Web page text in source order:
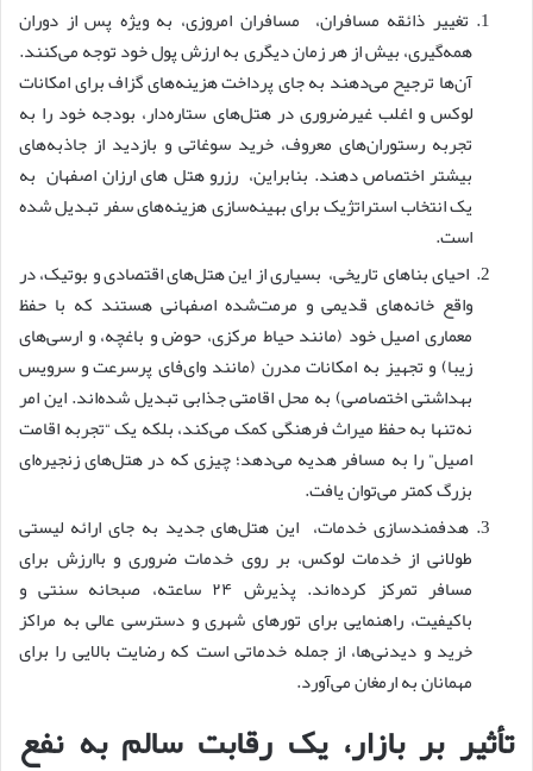
تغییر ذائقه مسافران، مسافران امروزی، به ویژه پس از دوران
همه‌گیری، بیش از هر زمان دیگری به ارزش پول خود توجه می‌کنند.
آن‌ها ترجیح می‌دهند به جای پرداخت هزینه‌های گزاف برای امکانات
لوکس و اغلب غیرضروری در هتل‌های ستاره‌دار، بودجه خود را به
تجربه رستوران‌های معروف، خرید سوغاتی و بازدید از جاذبه‌های
بیشتر اختصاص دهند. بنابراین، رزرو هتل های ارزان اصفهان به
یک انتخاب استراتژیک برای بهینه‌سازی هزینه‌های سفر تبدیل شده
است.
احیای بناهای تاریخی، بسیاری از این هتل‌های اقتصادی و بوتیک، در
واقع خانه‌های قدیمی و مرمت‌شده اصفهانی هستند که با حفظ
معماری اصیل خود (مانند حیاط مرکزی، حوض و باغچه، و ارسی‌های
زیبا) و تجهیز به امکانات مدرن (مانند وای‌فای پرسرعت و سرویس
بهداشتی اختصاصی) به محل اقامتی جذابی تبدیل شده‌اند. این امر
نه‌تنها به حفظ میراث فرهنگی کمک می‌کند، بلکه یک “تجربه اقامت
اصیل” را به مسافر هدیه می‌دهد؛ چیزی که در هتل‌های زنجیره‌ای
بزرگ کمتر می‌توان یافت.
هدفمندسازی خدمات، این هتل‌های جدید به جای ارائه لیستی
طولانی از خدمات لوکس، بر روی خدمات ضروری و باارزش برای
مسافر تمرکز کرده‌اند. پذیرش ۲۴ ساعته، صبحانه سنتی و
باکیفیت، راهنمایی برای تورهای شهری و دسترسی عالی به مراکز
خرید و دیدنی‌ها، از جمله خدماتی است که رضایت بالایی را برای
مهمانان به ارمغان می‌آورد.
تأثیر بر بازار، یک رقابت سالم به نفع